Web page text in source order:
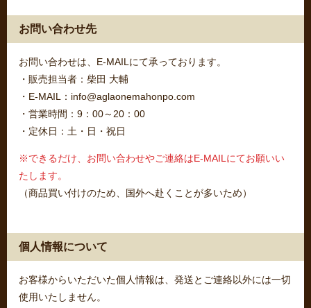
お問い合わせ先
お問い合わせは、E-MAILにて承っております。
・販売担当者：柴田 大輔
・E-MAIL：info@aglaonemahonpo.com
・営業時間：9：00～20：00
・定休日：土・日・祝日
※できるだけ、お問い合わせやご連絡はE-MAILにてお願いい
たします。
（商品買い付けのため、国外へ赴くことが多いため）
個人情報について
お客様からいただいた個人情報は、発送とご連絡以外には一切
使用いたしません。